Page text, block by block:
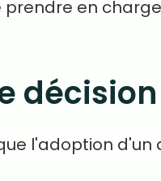
en
l'adoption